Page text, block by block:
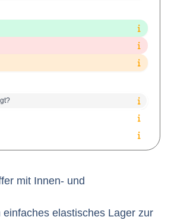
mit Innen- und
einfaches elastisches Lager zur